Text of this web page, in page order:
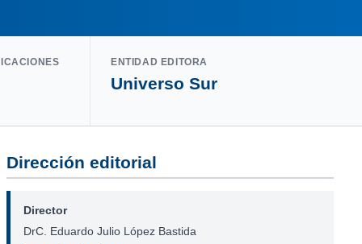
ENTIDAD EDITORA
Universo Sur
Dirección editorial
Director
DrC. Eduardo Julio López Bastida